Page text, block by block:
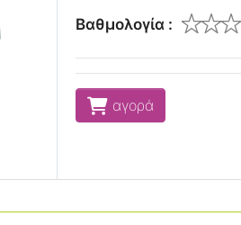
Βαθμολογία :
αγορά